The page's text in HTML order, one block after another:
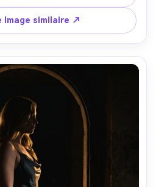
de couleur subtile, mise au
nette-AR 4:5
Image similaire ↗